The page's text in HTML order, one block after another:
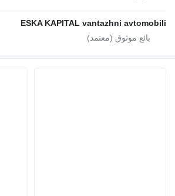
ESKA KAPITAL vantazhni avtomobili